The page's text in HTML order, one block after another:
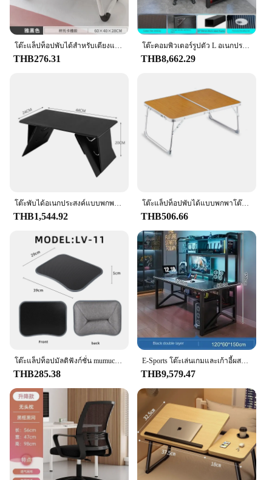
โต๊ะแล็ปท็อปพับได้สำหรับเตียงและโซฟาแล็ปท็อปโต๊ะโต๊ะทำงานบนเตียงแบบพกพาโต๊ะวางบนถาดสำหรับอ่านหนังสือและอ่านหนังสือบนโต๊ะ
THB276.31
โต๊ะคอมพิวเตอร์รูปตัว L อเนกประสงค์ทันสมัยโต๊ะสำนักงานแบบเรียบง่ายห้องนอนมุมโต๊ะคอมพิวเตอร์โต๊ะเล่นเกม E-Sports
THB8,662.29
โต๊ะพับได้อเนกประสงค์แบบพกพาโต๊ะสำหรับเดินทางสำนักงานมื้อเย็นโต๊ะคอมพิวเตอร์ขนาดเล็กโซฟาหน้าต่างหอพักโต๊ะอ่านหนังสือ
THB1,544.92
โต๊ะแล็ปท็อปพับได้แบบพกพาโต๊ะตั้งแคมป์พับได้ขนาดเล็กโต๊ะปิกนิกพับได้พร้อมพื้นที่จัดเก็บโต๊ะโต๊ะวางโน้ตบุ๊คตักขนาดเล็ก
THB506.66
โต๊ะแล็ปท็อปมัลติฟังก์ชั่น mumucc พร้อมเบาะและเต็มไปด้วยอนุภาคโฟมโต๊ะหมอนขนาดเล็กแผ่นรองเม้าส์แบบแข็งขนาดใหญ่
THB285.38
E-Sports โต๊ะเล่นเกมและเก้าอี้ผสมผสานโต๊ะคอมพิวเตอร์ตั้งโต๊ะแบบนอร์ดิกที่เรียบง่ายห้องนอนที่บ้านชั้นวางหนังสือแบบบูรณาการโต๊ะนักเรียน
THB9,579.47